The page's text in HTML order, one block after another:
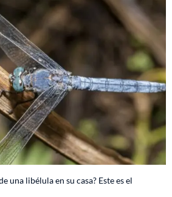
una libélula en su casa? Este es el